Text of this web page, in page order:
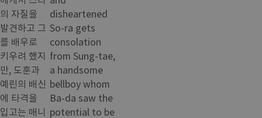
의 자질을
발견하고 그
를 배우로
키우려 했지
만, 도훈과
예린의 배신
에 타격을
입고는 매니
disheartened
So-ra gets
consolation
from Sung-tae,
a handsome
bellboy whom
Ba-da saw the
potential to be